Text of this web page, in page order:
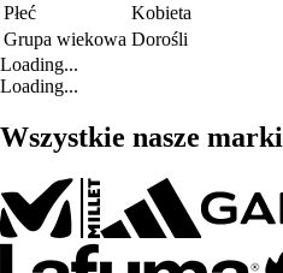
Płeć
Kobieta
Grupa wiekowa Dorośli
Loading...
Loading...
Wszystkie nasze marki